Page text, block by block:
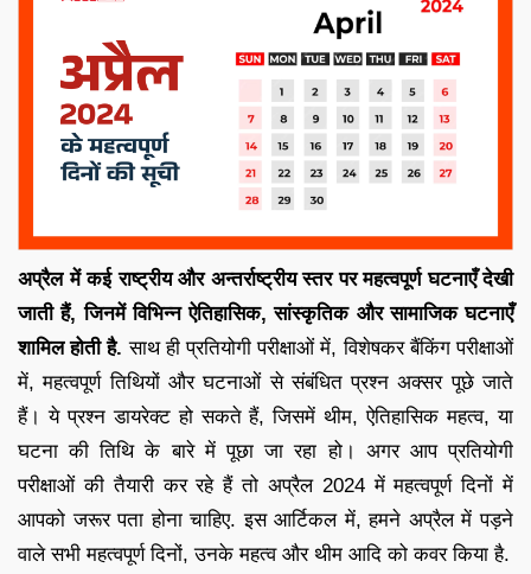
अप्रैल में कई राष्ट्रीय और अन्तर्राष्ट्रीय स्तर पर महत्वपूर्ण घटनाएँ देखी
जाती हैं, जिनमें विभिन्न ऐतिहासिक, सांस्कृतिक और सामाजिक घटनाएँ
शामिल होती है. साथ ही प्रतियोगी परीक्षाओं में, विशेषकर बैंकिंग परीक्षाओं
में, महत्वपूर्ण तिथियों और घटनाओं से संबंधित प्रश्न अक्सर पूछे जाते
हैं। ये प्रश्न डायरेक्ट हो सकते हैं, जिसमें थीम, ऐतिहासिक महत्व, या
घटना की तिथि के बारे में पूछा जा रहा हो। अगर आप प्रतियोगी
परीक्षाओं की तैयारी कर रहे हैं तो अप्रैल 2024 में महत्वपूर्ण दिनों में
आपको जरूर पता होना चाहिए. इस आर्टिकल में, हमने अप्रैल में पड़ने
वाले सभी महत्वपूर्ण दिनों, उनके महत्व और थीम आदि को कवर किया है.